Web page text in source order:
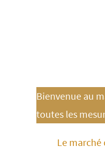
Bienvenue au
toutes les
Le